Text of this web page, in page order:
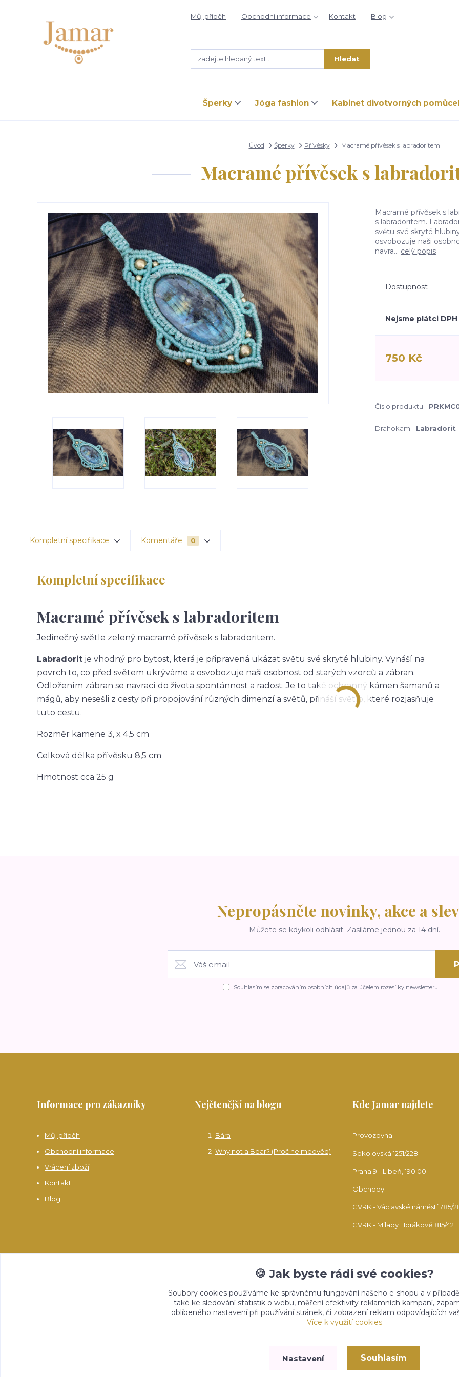
Můj příběh Obchodní informace Kontakt Blog
Hledat
Šperky Jóga fashion Kabinet divotvorných
Úvod Šperky Přívěsky Macramé přívěsek s labradoritem
Macramé přívěsek s
Macramé přívěsek s
s labradoritem.
světu své skryté
osvobozuje naši
navra... celý popis
Dostupnost
Nejsme plátci DPH
750 Kč
Číslo produktu:
Drahokam: Labradorit
Kompletní specifikace Komentáře 0
Kompletní specifikace
Macramé přívěsek s labradoritem
Jedinečný světle zelený macramé přívěsek s labradoritem.
Labradorit je vhodný pro bytost, která je připravená ukázat světu své skryté hlubiny. Vynáší na
povrch to, co před světem ukrýváme a osvobozuje naši osobnost od starých vzorců a zábran.
Odložením zábran se navrací do života spontánnost a radost. Je to také ochranný kámen šamanů a
mágů, aby nesešli z cesty při propojování různých dimenzí a světů, přináší světlo, které rozjasňuje
tuto cestu.
Rozměr kamene 3, x 4,5 cm
Celková délka přívěsku 8,5 cm
Hmotnost cca 25 g
Nepropásněte novinky, akce a
Můžete se kdykoli odhlásit. Zasíláme jednou za 14 dní.
Souhlasím se zpracováním osobních údajůza účelem rozesílky newsletteru.
Informace pro zákazníky
Můj příběh
Obchodní informace
Vrácení zboží
Kontakt
Blog
Nejčtenější na blogu
Bára
Why not a Bear? (Proč ne medvěd)
Kde Jamar najdete
Provozovna:
Sokolovská 1251/228
Praha 9 - Libeň, 190 00
Obchody:
CVRK - Václavské náměstí 785/
CVRK - Milady Horákové 815/42
Upravit sběr cookies.
Eshop-rychle.cz
🍪 Jak byste rádi své cookies?
Soubory cookies používáme ke správnému fungování našeho e-shopu a v
také ke sledování statistik o webu, měření efektivity reklamních kampaní,
oblíbeného nastavení při používání stránek, či zobrazení reklam odpovídajících
Více k využití cookies
Nastavení Souhlasím